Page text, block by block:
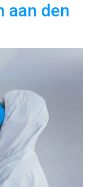
aan den